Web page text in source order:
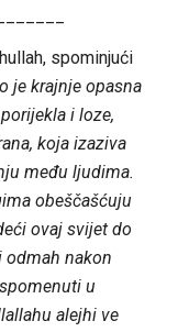
spominjući
je krajnje opasna
i loze,
koja izaziva
među ljudima.
obeščašćuju
ovaj svijet do
odmah nakon
u
alejhi ve